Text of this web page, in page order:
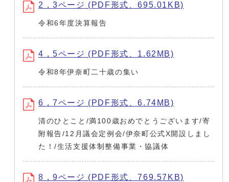
2，3ページ (PDF形式、695.01KB)
令和6年度決算報告
4，5ページ (PDF形式、1.62MB)
令和8年伊奈町二十歳の集い
6，7ページ (PDF形式、6.74MB)
清のひとこと/満100歳おめでとうございます/寄
附報告/12月議会定例会/伊奈町公式X開設しまし
た！/生活支援体制整備事業・協議体
8，9ページ (PDF形式、769.57KB)